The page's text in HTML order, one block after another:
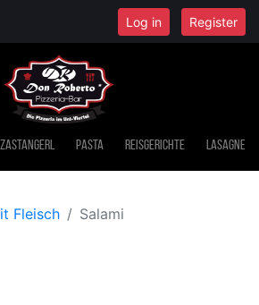
Log in Register
Pasta Reisgerichte Lasagne
Fleisch Salami